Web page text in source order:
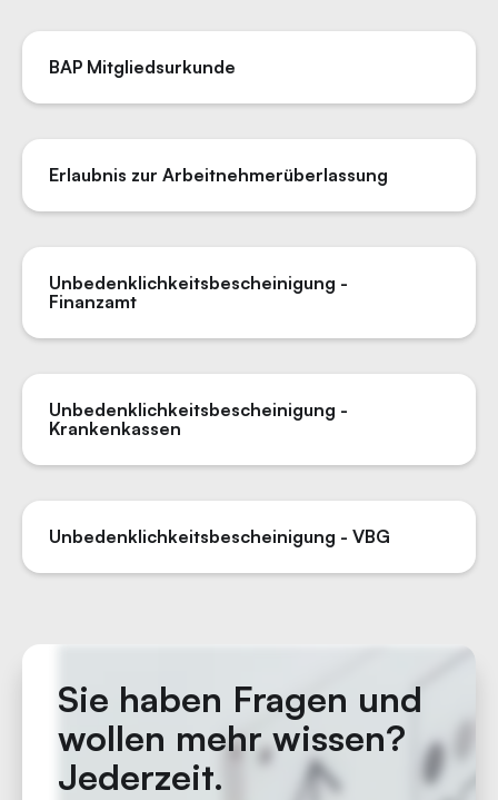
BAP Mitgliedsurkunde
Erlaubnis zur Arbeitnehmerüberlassung
Unbedenklichkeitsbescheinigung -
Finanzamt
Unbedenklichkeitsbescheinigung -
Krankenkassen
Unbedenklichkeitsbescheinigung - VBG
Sie haben Fragen und
wollen mehr wissen?
Jederzeit.